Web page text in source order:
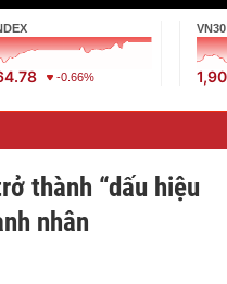
-0.66%
VN30
thành “dấu hiệu
nhân